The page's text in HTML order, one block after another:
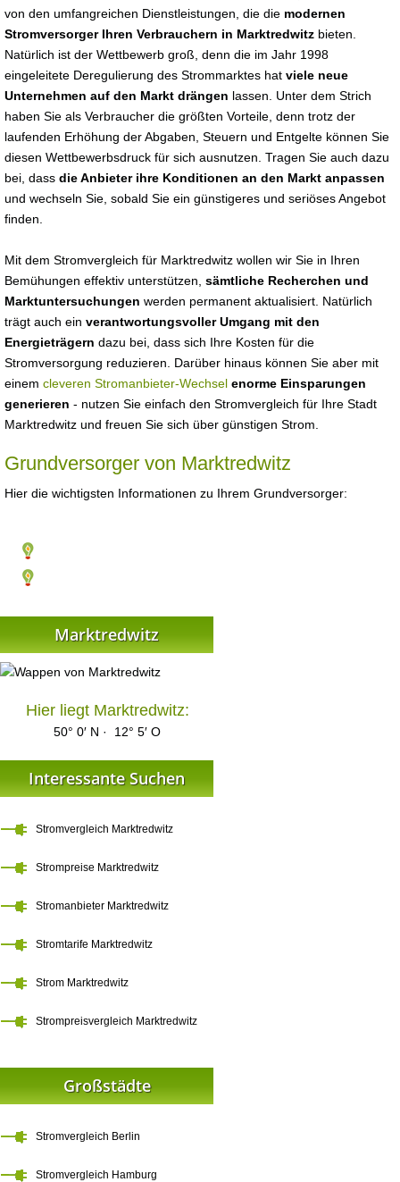
von den umfangreichen Dienstleistungen, die die modernen
Stromversorger Ihren Verbrauchern in Marktredwitz bieten.
Natürlich ist der Wettbewerb groß, denn die im Jahr 1998
eingeleitete Deregulierung des Strommarktes hat viele neue
Unternehmen auf den Markt drängen lassen. Unter dem Strich
haben Sie als Verbraucher die größten Vorteile, denn trotz der
laufenden Erhöhung der Abgaben, Steuern und Entgelte können Sie
diesen Wettbewerbsdruck für sich ausnutzen. Tragen Sie auch dazu
bei, dass die Anbieter ihre Konditionen an den Markt anpassen
und wechseln Sie, sobald Sie ein günstigeres und seriöses Angebot
finden.
Mit dem Stromvergleich für Marktredwitz wollen wir Sie in Ihren
Bemühungen effektiv unterstützen, sämtliche Recherchen und
Marktuntersuchungen werden permanent aktualisiert. Natürlich
trägt auch ein verantwortungsvoller Umgang mit den
Energieträgern dazu bei, dass sich Ihre Kosten für die
Stromversorgung reduzieren. Darüber hinaus können Sie aber mit
einem cleveren Stromanbieter-Wechsel enorme Einsparungen
generieren - nutzen Sie einfach den Stromvergleich für Ihre Stadt
Marktredwitz und freuen Sie sich über günstigen Strom.
Grundversorger von Marktredwitz
Hier die wichtigsten Informationen zu Ihrem Grundversorger:
Marktredwitz
Hier liegt Marktredwitz:
50° 0′ N · 12° 5′ O
Interessante Suchen
Stromvergleich Marktredwitz
Strompreise Marktredwitz
Stromanbieter Marktredwitz
Stromtarife Marktredwitz
Strom Marktredwitz
Strompreisvergleich Marktredwitz
Großstädte
Stromvergleich Berlin
Stromvergleich Hamburg